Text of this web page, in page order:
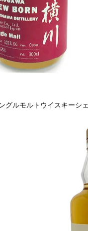
ングルモルトウイスキーシ